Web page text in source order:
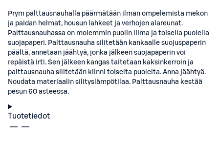
Prym palttausnauhalla päärmätään ilman ompelemista mekon
ja paidan helmat, housun lahkeet ja verhojen alareunat.
Palttausnauhassa on molemmin puolin liima ja toisella puolella
suojapaperi. Palttausnauha silitetään kankaalle suojuspaperin
päältä, annetaan jäähtyä, jonka jälkeen suojapaperin voi
repäistä irti. Sen jälkeen kangas taitetaan kaksinkerroin ja
palttausnauha silitetään kiinni toiselta puolelta. Anna jäähtyä.
Noudata materiaalin silityslämpötilaa. Palttausnauha kestää
pesun 60 asteessa.
Tuotetiedot